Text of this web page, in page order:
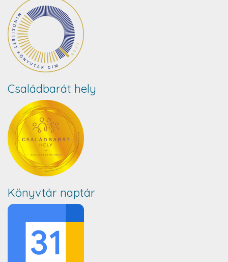
Családbarát hely
Könyvtár naptár